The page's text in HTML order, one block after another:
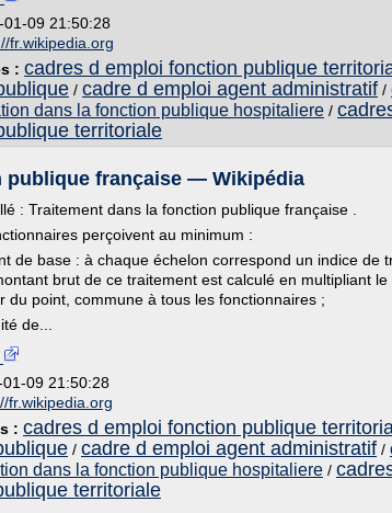
01-09 21:50:28
fr.wikipedia.org
: cadres d emploi fonction publique
/ cadre d emploi agent administratif /
dans la fonction publique hospitaliere /
territoriale
publique française — Wikipédia
: Traitement dans la fonction publique française .
perçoivent au minimum :
de base : à chaque échelon correspond un indice de
brut de ce traitement est calculé en multipliant
du point, commune à tous les fonctionnaires ;
de...
01-09 21:50:28
fr.wikipedia.org
: cadres d emploi fonction publique
/ cadre d emploi agent administratif /
dans la fonction publique hospitaliere /
territoriale